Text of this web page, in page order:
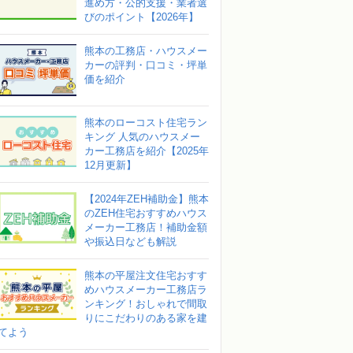
進め方・公的支援・業者選
びのポイント【2026年】
熊本の工務店・ハウスメー
カーの評判・口コミ・坪単
価を紹介
熊本のローコスト住宅ラン
キング 人気のハウスメー
カー工務店を紹介【2025年
12月更新】
【2024年ZEH補助金】熊本
のZEH住宅おすすめハウス
メーカー工務店！補助金額
や振込日なども解説
熊本の平屋注文住宅おすす
めハウスメーカー工務店ラ
ンキング！おしゃれで間取
りにこだわりのある家を建
よう